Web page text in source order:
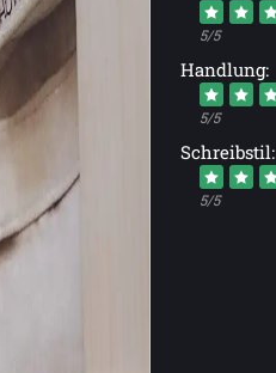
5/5
Handlung:
5/5
Schreibstil:
5/5